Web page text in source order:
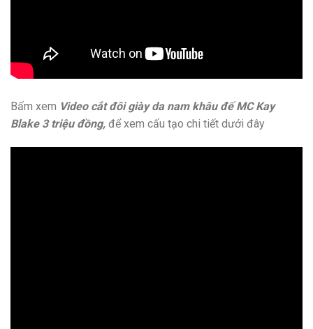
Bấm xem Video cắt đôi giày da nam khâu đế MC Kay
Blake 3 triệu đồng, để xem cấu tạo chi tiết dưới đây